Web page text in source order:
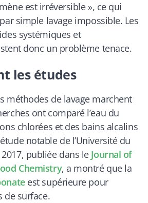
est irréversible », ce qui
simple lavage impossible. Les
systémiques et
donc un problème tenace.
les études
méthodes de lavage marchent
ont comparé l’eau du
chlorées et des bains alcalins
notable de l’Université du
publiée dans le Journal of
Chemistry, a montré que la
est supérieure pour
de surface.